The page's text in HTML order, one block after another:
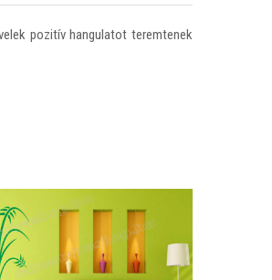
pozitív hangulatot teremtenek